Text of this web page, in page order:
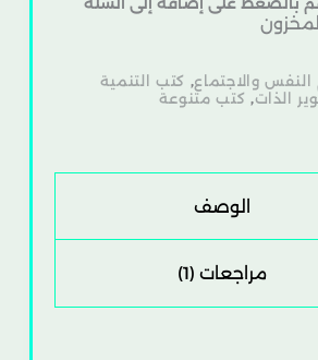
النفس والاجتماع, كتب التنمية
الذات, كتب متنوعة
الوصف
مراجعات (1)